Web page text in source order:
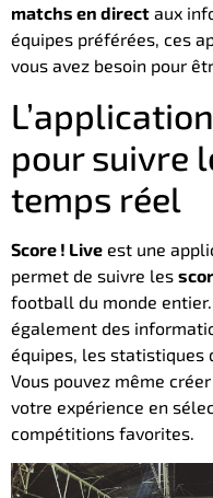
matchs en direct aux
équipes préférées, ces
vous avez besoin pour
pour suivre
temps réel
Score ! Live est une
permet de suivre les
football du monde
également des
équipes, les statistiques
Vous pouvez même
votre expérience en
compétitions favorites.